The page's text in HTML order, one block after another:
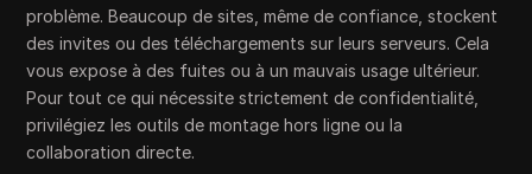
problème. Beaucoup de sites, même de confiance, stockent
des invites ou des téléchargements sur leurs serveurs. Cela
vous expose à des fuites ou à un mauvais usage ultérieur.
Pour tout ce qui nécessite strictement de confidentialité,
privilégiez les outils de montage hors ligne ou la
collaboration directe.